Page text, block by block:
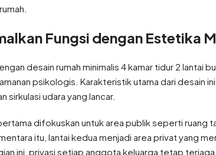
Fungsi dengan Estetika
desain rumah minimalis 4 kamar tidur 2 lantai
psikologis. Karakteristik utama dari desain
sirkulasi udara yang lancar.
difokuskan untuk area publik seperti ruang
itu, lantai kedua menjadi area privat yang
ini, privasi setiap anggota keluarga tetap